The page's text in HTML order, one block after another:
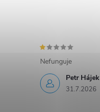
Petr Hájek
31.7.2026
Nefunguje